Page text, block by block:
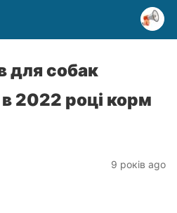
для собак
2022 році корм
9 років ago